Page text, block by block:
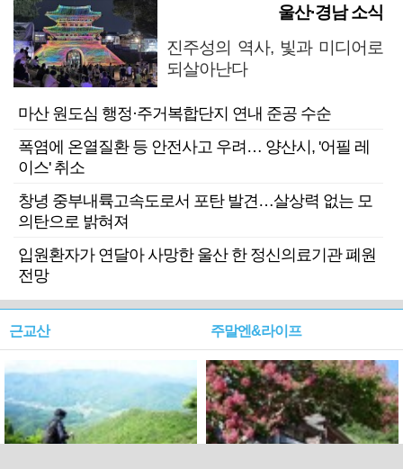
울산·경남 소식
진주성의 역사, 빛과 미디어로
되살아난다
마산 원도심 행정·주거복합단지 연내 준공 수순
폭염에 온열질환 등 안전사고 우려… 양산시, '어필 레
이스' 취소
창녕 중부내륙고속도로서 포탄 발견…살상력 없는 모
의탄으로 밝혀져
입원환자가 연달아 사망한 울산 한 정신의료기관 폐원
전망
근교산 주말엔&라이프